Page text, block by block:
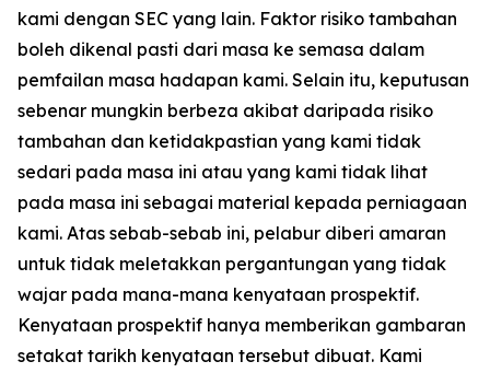
kami dengan SEC yang lain. Faktor risiko tambahan
boleh dikenal pasti dari masa ke semasa dalam
pemfailan masa hadapan kami. Selain itu, keputusan
sebenar mungkin berbeza akibat daripada risiko
tambahan dan ketidakpastian yang kami tidak
sedari pada masa ini atau yang kami tidak lihat
pada masa ini sebagai material kepada perniagaan
kami. Atas sebab-sebab ini, pelabur diberi amaran
untuk tidak meletakkan pergantungan yang tidak
wajar pada mana-mana kenyataan prospektif.
Kenyataan prospektif hanya memberikan gambaran
setakat tarikh kenyataan tersebut dibuat. Kami